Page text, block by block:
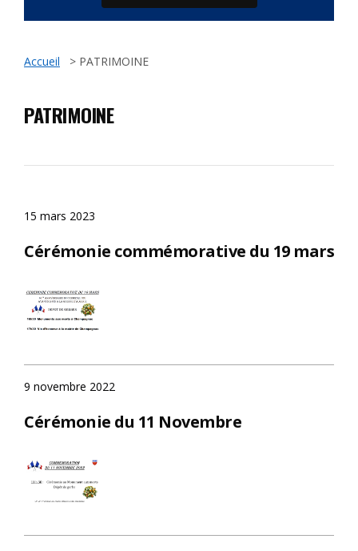
Accueil > PATRIMOINE
PATRIMOINE
15 mars 2023
Cérémonie commémorative du 19 mars
9 novembre 2022
Cérémonie du 11 Novembre